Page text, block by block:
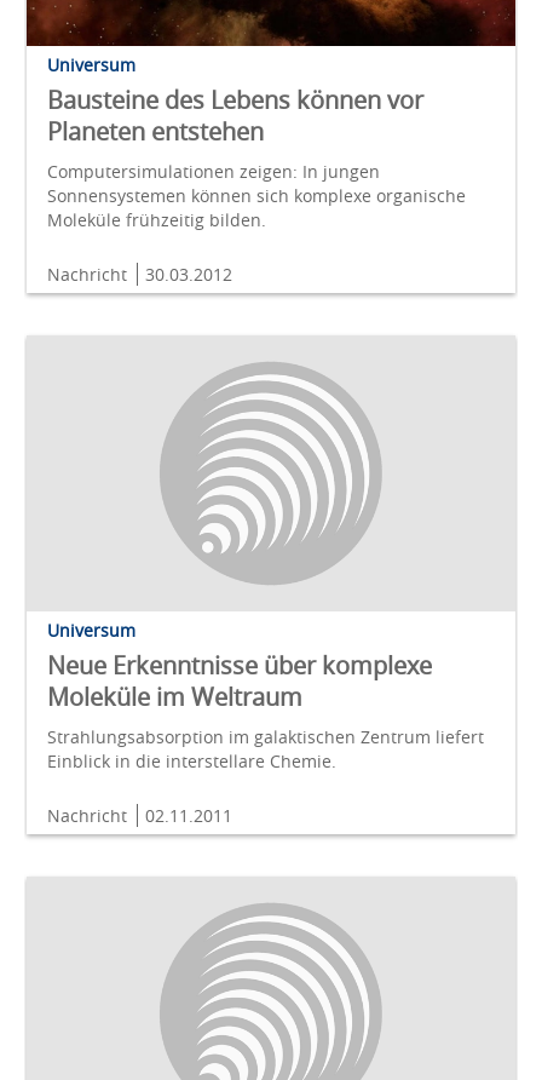
Universum
Bausteine des Lebens können vor
Planeten entstehen
Computersimulationen zeigen: In jungen
Sonnensystemen können sich komplexe organische
Moleküle frühzeitig bilden.
Nachricht 30.03.2012
Universum
Neue Erkenntnisse über komplexe
Moleküle im Weltraum
Strahlungsabsorption im galaktischen Zentrum liefert
Einblick in die interstellare Chemie.
Nachricht 02.11.2011